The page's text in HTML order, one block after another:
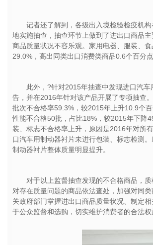
记者还了解到，各级出入境检验检疫机
地实施抽查，抽查环节上做到了进出口商品
商品质量状况不容乐观。家用电器、服装、
29.0%，高出同类出口消费类商品0.6个百分点
此外，?针对2015年抽查中发现进口汽
告，并在2016年针对该产品开展了专项抽查
批次不合格率59.3%，较2015年上升10.9个
性能不合格50批，占比18%，较2015年下降
装、标志不合格率上升，原因是2016年对所
口汽车用制动器衬片未进行包装、标志检测
制动器衬片整体质量明显提升。
对于以上监督抽查发现的不合格商品，
对存在质量问题的商品依法查处，加强对同
关政府部门掌握进出口商品质量状况、制定
于公众监督和选购，切实维护消费者的合法权